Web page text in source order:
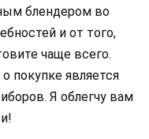
блендером во
и от того,
чаще всего.
покупке является
Я облегчу вам